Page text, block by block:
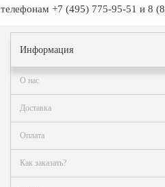
телефонам +7 (495) 775-95-51 и 8
Информация
О нас
Доставка
Оплата
Как заказать?